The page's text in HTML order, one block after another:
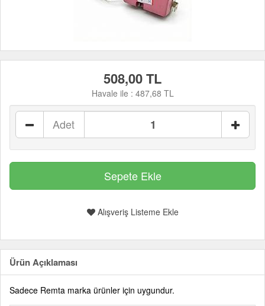
508,00 TL
Havale ile : 487,68 TL
Adet
Alışveriş Listeme Ekle
Ürün Açıklaması
Sadece Remta marka ürünler için uygundur.